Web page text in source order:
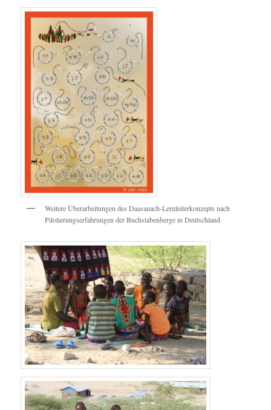
Weitere Überarbeitungen des Daasanach-Lernleiterkonzepts nach
Pilotierungserfahrungen der Buchstabenberge in Deutschland